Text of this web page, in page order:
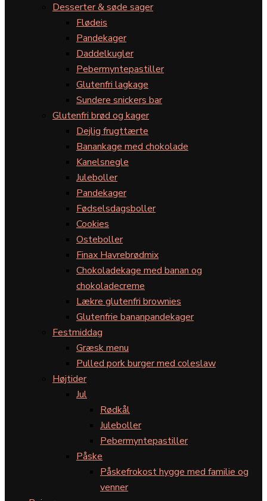
Desserter & søde sager
Flødeis
Pandekager
Daddelkugler
Pebermyntepastiller
Glutenfri lagkage
Sundere snickers bar
Glutenfri brød og kager
Dejlig frugttærte
Banankage med chokolade
Kanelsnegle
Juleboller
Pandekager
Fødselsdagsboller
Cookies
Osteboller
Finax Havrebrødmix
Chokoladekage med banan og
chokoladecreme
Lækre glutenfri brownies
Glutenfrie bananpandekager
Festmiddag
Græsk menu
Pulled pork burger med coleslaw
Højtider
Jul
Rødkål
Juleboller
Pebermyntepastiller
Påske
Påskefrokost hygge med familie og
venner